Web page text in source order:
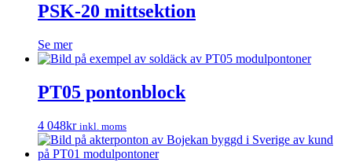
PSK-20 mittsektion
Se mer
PT05 pontonblock
4 048kr inkl. moms